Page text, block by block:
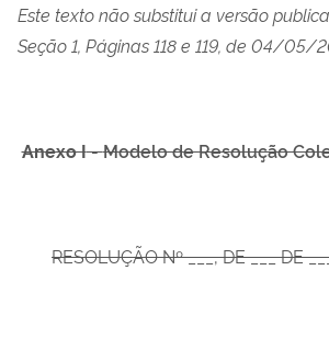
Este texto não substitui a versão
Seção 1, Páginas 118 e 119, de 04/05/
Anexo I-Modelo de Resolução
RESOLUÇÃO Nº___, DE ___ DE